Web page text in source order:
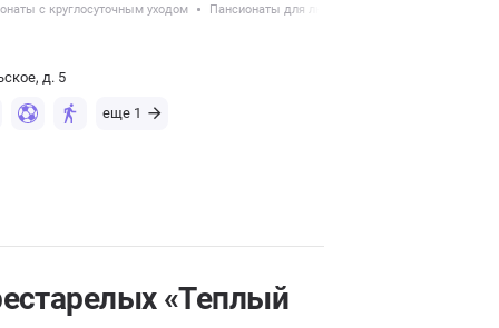
с круглосуточным уходом Пансионаты для людей с психическими
д. 5
еще 1
«Теплый